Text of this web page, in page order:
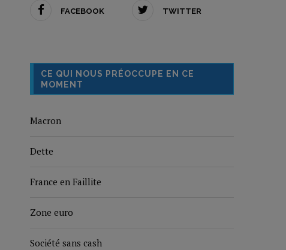
FACEBOOK TWITTER
CE QUI NOUS PRÉOCCUPE EN CE
MOMENT
Macron
Dette
France en Faillite
Zone euro
Société sans cash